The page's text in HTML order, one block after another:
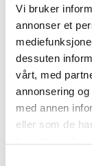
Vi bruker
annonser et
dessuten
vårt, med
annonsering
med annen
eller som de
Vil du vite
bak
her.